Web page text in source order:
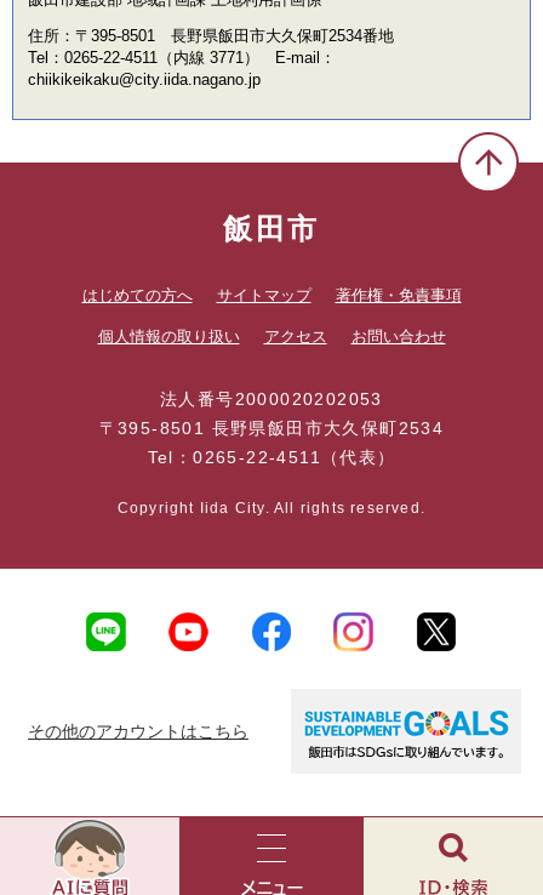
住所：〒395-8501 長野県飯田市大久保町2534番地
Tel：0265-22-4511（内線 3771） E-mail：
chiikikeikaku@city.iida.nagano.jp
飯田市
はじめての方へ サイトマップ 著作権・免責事項
個人情報の取り扱い アクセス お問い合わせ
法人番号2000020202053
〒395-8501 長野県飯田市大久保町2534
Tel：0265-22-4511（代表）
Copyright Iida City. All rights reserved.
その他のアカウントはこちら